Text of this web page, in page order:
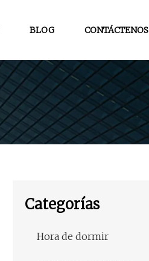
BLOG CONTÁCTENOS
Categorías
Hora de dormir